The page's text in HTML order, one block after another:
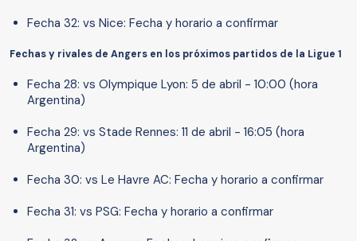
Fecha 32: vs Nice: Fecha y horario a confirmar
Fechas y rivales de Angers en los próximos partidos de la Ligue 1
Fecha 28: vs Olympique Lyon: 5 de abril - 10:00 (hora
Argentina)
Fecha 29: vs Stade Rennes: 11 de abril - 16:05 (hora
Argentina)
Fecha 30: vs Le Havre AC: Fecha y horario a confirmar
Fecha 31: vs PSG: Fecha y horario a confirmar